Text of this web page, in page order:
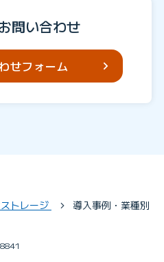
問い合わせ
せフォーム
トレージ
導入事例・業種別